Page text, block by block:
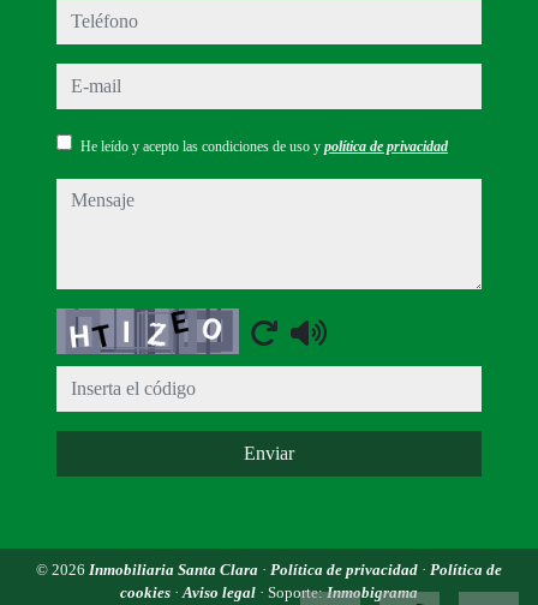
teléfono
e-mail
He leído y acepto las condiciones de uso y política de privacidad
mensaje
Captcha
Enviar
© 2026 Inmobiliaria Santa Clara · Política de privacidad · Política de
cookies ·Aviso legal · Soporte:Inmobigrama